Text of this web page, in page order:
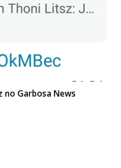
Garbosa News